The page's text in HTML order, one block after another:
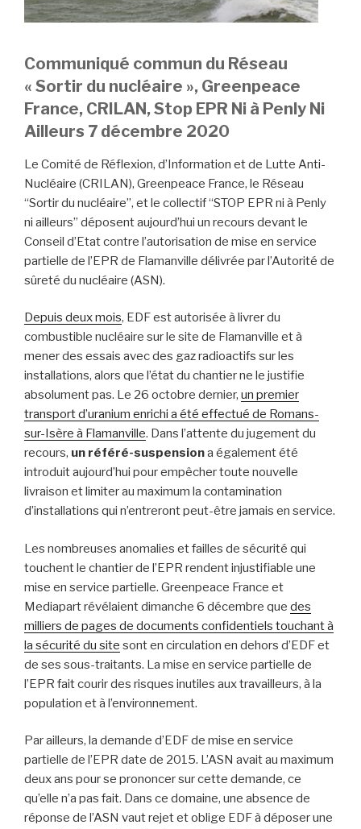
Communiqué commun du Réseau
« Sortir du nucléaire », Greenpeace
France, CRILAN, Stop EPR Ni à Penly Ni
Ailleurs 7 décembre 2020
Le Comité de Réflexion, d’Information et de Lutte Anti-
Nucléaire (CRILAN), Greenpeace France, le Réseau
“Sortir du nucléaire”, et le collectif “STOP EPR ni à Penly
ni ailleurs” déposent aujourd’hui un recours devant le
Conseil d’Etat contre l’autorisation de mise en service
partielle de l’EPR de Flamanville délivrée par l’Autorité de
sûreté du nucléaire (ASN).
Depuis deux mois, EDF est autorisée à livrer du
combustible nucléaire sur le site de Flamanville et à
mener des essais avec des gaz radioactifs sur les
installations, alors que l’état du chantier ne le justifie
absolument pas. Le 26 octobre dernier, un premier
transport d’uranium enrichi a été effectué de Romans-
sur-Isère à Flamanville. Dans l’attente du jugement du
recours, un référé-suspensiona également été
introduit aujourd’hui pour empêcher toute nouvelle
livraison et limiter au maximum la contamination
d’installations qui n’entreront peut-être jamais en service.
Les nombreuses anomalies et failles de sécurité qui
touchent le chantier de l’EPR rendent injustifiable une
mise en service partielle. Greenpeace France et
Mediapart révélaient dimanche 6 décembre que des
milliers de pages de documents confidentiels touchant à
la sécurité du site sont en circulation en dehors d’EDF et
de ses sous-traitants. La mise en service partielle de
l’EPR fait courir des risques inutiles aux travailleurs, à la
population et à l’environnement.
Par ailleurs, la demande d’EDF de mise en service
partielle de l’EPR date de 2015. L’ASN avait au maximum
deux ans pour se prononcer sur cette demande, ce
qu’elle n’a pas fait. Dans ce domaine, une absence de
réponse de l’ASN vaut rejet et oblige EDF à déposer une